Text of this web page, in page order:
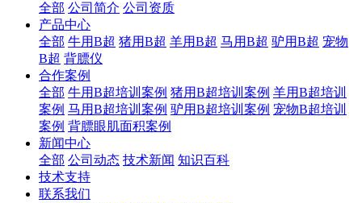
全部 公司简介 公司资质
产品中心
全部 牛用B超 猪用B超 羊用B超 马用B超 驴用B超 宠物
B超 背膘仪
合作案例
全部 牛用B超培训案例 猪用B超培训案例 羊用B超培训
案例 马用B超培训案例 驴用B超培训案例 宠物B超培训
案例 背膘眼肌面积案例
新闻中心
全部 公司动态 技术新闻 知识百科
技术支持
联系我们